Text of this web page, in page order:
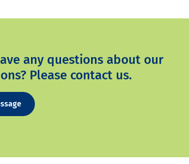
any questions about our
Please contact us.